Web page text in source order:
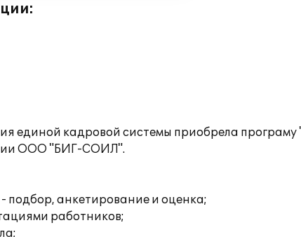
кадровой системы приобрела
ООО "БИГ-СОИЛ".
подбор, анкетирование и оценка;
работников;